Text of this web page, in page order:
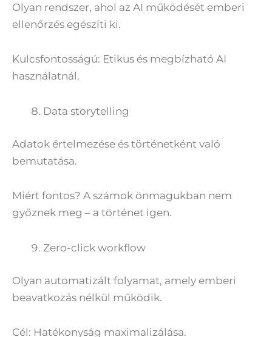
Olyan rendszer, ahol az AI működését emberi
ellenőrzés egészíti ki.
Kulcsfontosságú: Etikus és megbízható AI
használatnál.
Data storytelling
Adatok értelmezése és történetként való
bemutatása.
Miért fontos? A számok önmagukban nem
győznek meg – a történet igen.
Zero-click workflow
Olyan automatizált folyamat, amely emberi
beavatkozás nélkül működik.
Cél: Hatékonyság maximalizálása.